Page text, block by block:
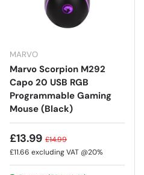
MARVO
Marvo Scorpion M292
Capo 20 USB RGB
Programmable Gaming
Mouse (Black)
£13.99 £14.99
£11.66 excluding VAT @20%